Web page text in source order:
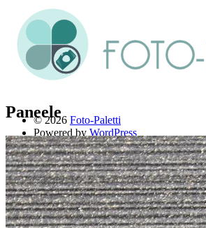
Paneele
© 2026 Foto-Paletti
Powered by WordPress
Theme: Renkon vonElmastudio
Home